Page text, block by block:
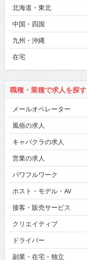
北海道・東北
中国・四国
九州・沖縄
在宅
職種・業種で求人を探す
メールオペレーター
風俗の求人
キャバクラの求人
営業の求人
パワフルワーク
ホスト・モデル・AV
接客・販売サービス
クリエイティブ
ドライバー
副業・在宅・独立